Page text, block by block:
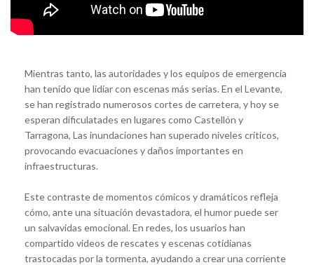
Mientras tanto, las autoridades y los equipos de emergencia
han tenido que lidiar con escenas más serias. En el Levante,
se han registrado numerosos cortes de carretera, y hoy se
esperan dificulatades en lugares como Castellón y
Tarragona, Las inundaciones han superado niveles críticos,
provocando evacuaciones y daños importantes en
infraestructuras.
Este contraste de momentos cómicos y dramáticos refleja
cómo, ante una situación devastadora, el humor puede ser
un salvavidas emocional. En redes, los usuarios han
compartido videos de rescates y escenas cotidianas
trastocadas por la tormenta, ayudando a crear una corriente